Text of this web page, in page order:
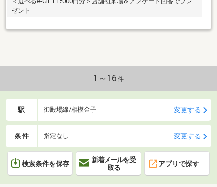
ゼント
1～16 件
駅 御殿場線/相模金子 変更する
条件 指定なし 変更する
検索条件を保存
新着メールを受
取る
アプリで探す